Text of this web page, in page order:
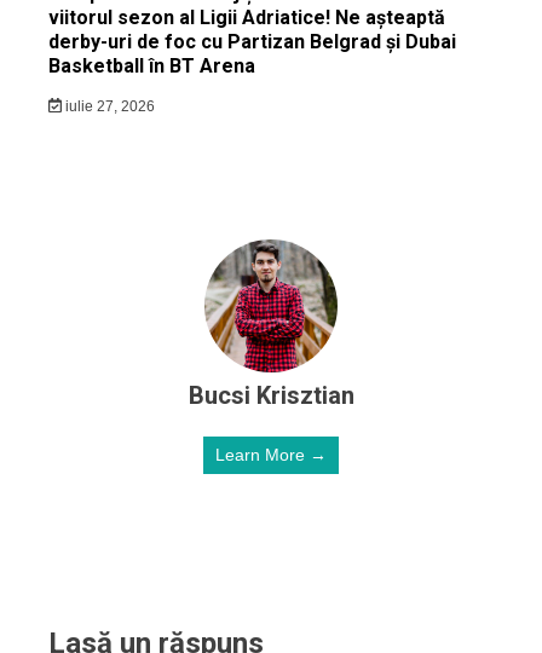
viitorul sezon al Ligii Adriatice! Ne așteaptă
derby-uri de foc cu Partizan Belgrad și Dubai
Basketball în BT Arena
iulie 27, 2026
Bucsi Krisztian
Learn More →
Lasă un răspuns